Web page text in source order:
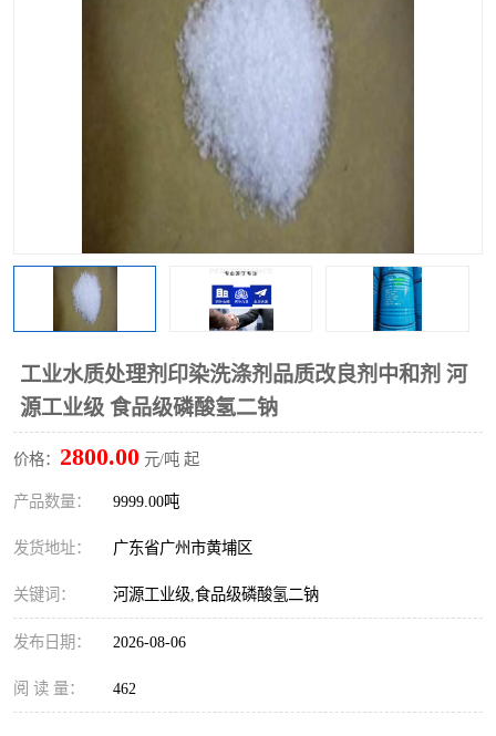
工业水质处理剂印染洗涤剂品质改良剂中和剂 河
源工业级 食品级磷酸氢二钠
价格： 2800.00 元/吨 起
产品数量： 9999.00吨
发货地址： 广东省广州市黄埔区
关键词： 河源工业级,食品级磷酸氢二钠
发布日期： 2026-08-06
阅 读 量： 462
一水柠檬酸
葡萄糖酸钠
磷酸二氢钾
三聚磷酸钠
工业白糖
过硫酸钠
尿素 碳酸氢钠
聚合硫酸铁 磷酸二氢钠
大苏打 硼酸
元明粉